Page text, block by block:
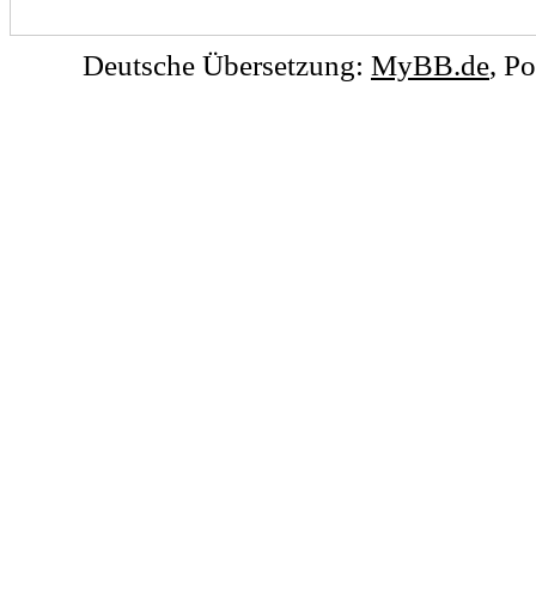
Deutsche Übersetzung: MyBB.de,